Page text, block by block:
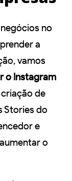
no
a
vamos
o Instagram
de
Stories do
e
o